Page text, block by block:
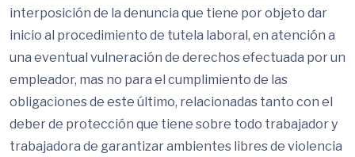
interposición de la denuncia que tiene por objeto dar
inicio al procedimiento de tutela laboral, en atención a
una eventual vulneración de derechos efectuada por un
empleador, mas no para el cumplimiento de las
obligaciones de este último, relacionadas tanto con el
deber de protección que tiene sobre todo trabajador y
trabajadora de garantizar ambientes libres de violencia